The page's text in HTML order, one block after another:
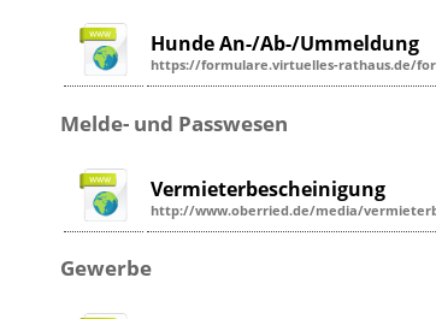
Hunde An-/Ab-/Ummeldung
https://formulare.virtuelles-rathaus.de/
Melde- und Passwesen
Vermieterbescheinigung
http://www.oberried.de/media/
Gewerbe